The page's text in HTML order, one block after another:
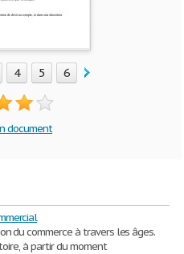
4 5 6 7
document
du commerce à travers les âges.
à partir du moment